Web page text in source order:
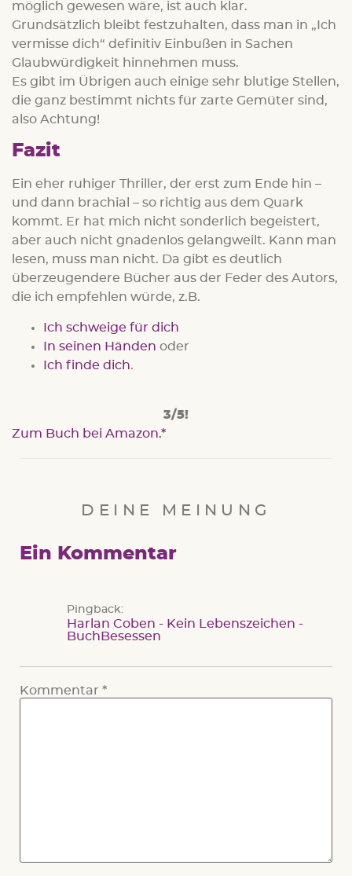
möglich gewesen wäre, ist auch klar.
Grundsätzlich bleibt festzuhalten, dass man in „Ich
vermisse dich“ definitiv Einbußen in Sachen
Glaubwürdigkeit hinnehmen muss.
Es gibt im Übrigen auch einige sehr blutige Stellen,
die ganz bestimmt nichts für zarte Gemüter sind,
also Achtung!
Fazit
Ein eher ruhiger Thriller, der erst zum Ende hin –
und dann brachial – so richtig aus dem Quark
kommt. Er hat mich nicht sonderlich begeistert,
aber auch nicht gnadenlos gelangweilt. Kann man
lesen, muss man nicht. Da gibt es deutlich
überzeugendere Bücher aus der Feder des Autors,
die ich empfehlen würde, z.B.
Ich schweige für dich
In seinen Händen oder
Ich finde dich.
3/5!
Zum Buch bei Amazon.
DEINE MEINUNG
Ein Kommentar
Pingback:
Harlan Coben - Kein Lebenszeichen -
BuchBesessen
Kommentar *